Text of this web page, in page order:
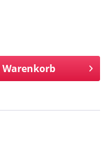
Warenkorb